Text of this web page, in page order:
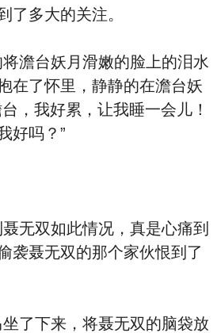
了多大的关注。
台妖月滑嫩的脸上的泪水
在了怀里，静静的在澹台妖
，我好累，让我睡一会儿！
好吗？”
双如此情况，真是心痛到
袭聂无双的那个家伙恨到了
下来，将聂无双的脑袋放